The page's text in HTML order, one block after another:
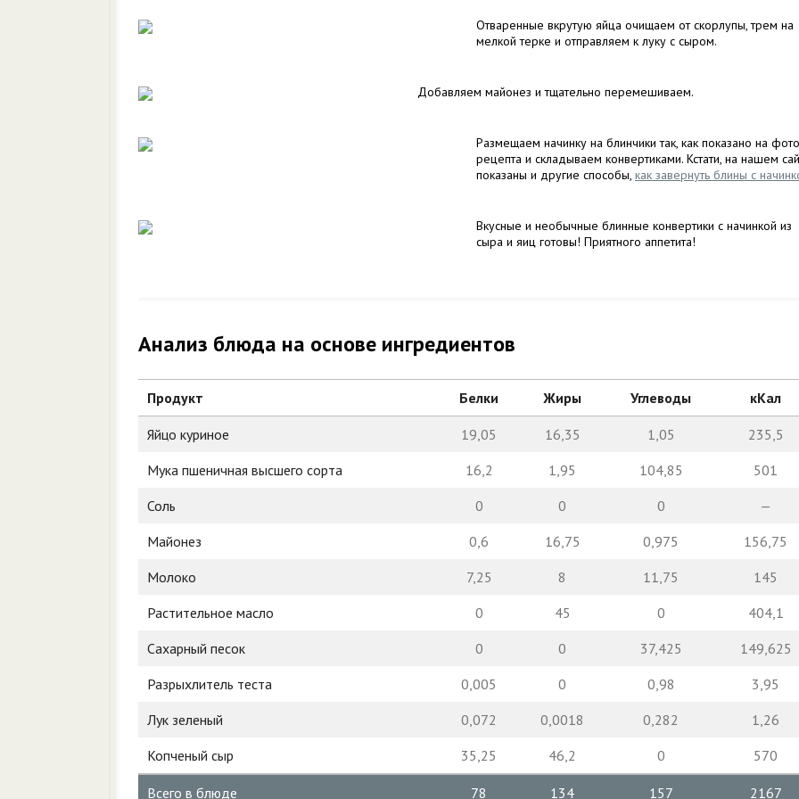
Отваренные вкрутую яйца очищаем от скорлупы, трем на
мелкой терке и отправляем к луку с сыром.
Добавляем майонез и тщательно перемешиваем.
Размещаем начинку на блинчики так, как показано на фото
рецепта и складываем конвертиками. Кстати, на нашем
показаны и другие способы, как завернуть блины с
Вкусные и необычные блинные конвертики с начинкой из
сыра и яиц готовы! Приятного аппетита!
Анализ блюда на основе ингредиентов
Продукт Белки Жиры Углеводы кКал
Яйцо куриное 19,05 16,35 1,05
235,5
Мука пшеничная высшего сорта
16,2 1,95 104,85
501
Соль
0 0 0
—
Майонез
0,6 16,75 0,975
156,75
Молоко
7,25 8 11,75
145
Растительное масло
0 45 0
404,1
Сахарный песок
0 0 37,425
149,625
Разрыхлитель теста
0,005 0 0,98
3,95
Лук зеленый
0,072 0,0018 0,282
1,26
Копченый сыр
35,25 46,2 0 570
Всего в блюде 78 134 157 2167